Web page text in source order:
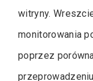
witryny.
monitorowania
poprzez